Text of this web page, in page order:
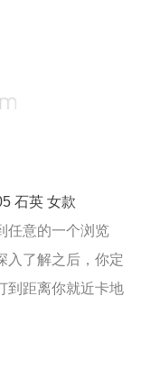
石英 女款
意的一个浏览
入了解之后，你定
到距离你就近卡地